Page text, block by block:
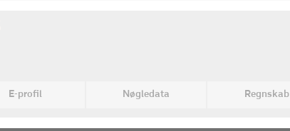
E-profil Nøgledata Regnskab